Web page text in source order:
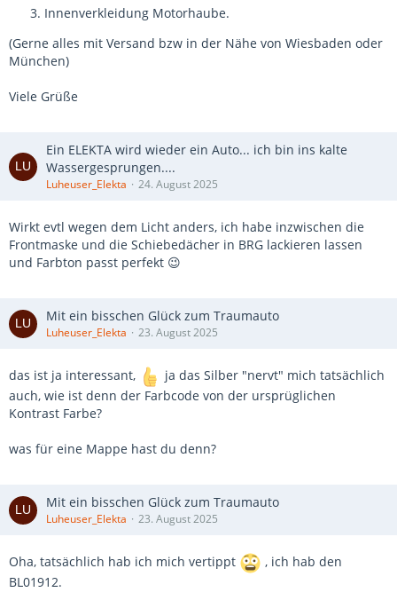
Innenverkleidung Motorhaube.
(Gerne alles mit Versand bzw in der Nähe von Wiesbaden oder
München)
Viele Grüße
Ein ELEKTA wird wieder ein Auto... ich bin ins kalte
Wassergesprungen....
Luheuser_Elekta 24. August 2025
Wirkt evtl wegen dem Licht anders, ich habe inzwischen die
Frontmaske und die Schiebedächer in BRG lackieren lassen
und Farbton passt perfekt 😉
Mit ein bisschen Glück zum Traumauto
Luheuser_Elekta 23. August 2025
das ist ja interessant,
ja das Silber "nervt" mich tatsächlich
auch, wie ist denn der Farbcode von der ursprüglichen
Kontrast Farbe?
was für eine Mappe hast du denn?
Mit ein bisschen Glück zum Traumauto
Luheuser_Elekta 23. August 2025
Oha, tatsächlich hab ich mich vertippt
, ich hab den
BL01912.